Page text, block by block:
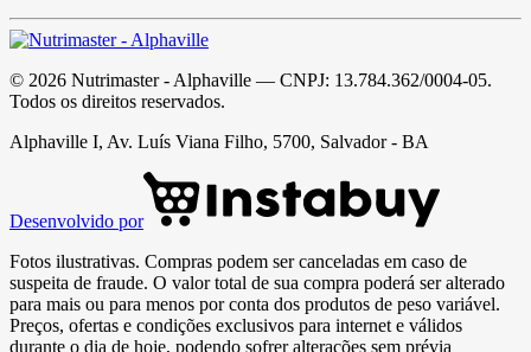
© 2026 Nutrimaster - Alphaville — CNPJ: 13.784.362/0004-05.
Todos os direitos reservados.
Alphaville I, Av. Luís Viana Filho, 5700, Salvador - BA
Desenvolvido por
Fotos ilustrativas. Compras podem ser canceladas em caso de
suspeita de fraude. O valor total de sua compra poderá ser alterado
para mais ou para menos por conta dos produtos de peso variável.
Preços, ofertas e condições exclusivos para internet e válidos
durante o dia de hoje, podendo sofrer alterações sem prévia